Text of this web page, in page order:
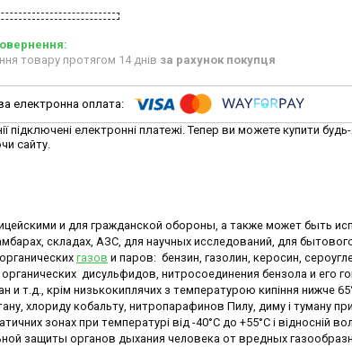
товару протягом 14 днів за рахунок покупця
підключені електронні платежі. Тепер ви можете купити
сайту.
и для гражданской обороны, а также может быть
складах, АЗС, для научных исследований, для
газов и паров: бензин, газолин, керосин,
дисульфидов, нитросоединения бензола и его
т.д., крім низькокиплячих з температурою кипіння нижче
хлориду кобальту, нитропарафинов Пилу, диму і туману при
зонах при температурі від -40°С до +55°С і відносній
защиты органов дыхания человека от вредных